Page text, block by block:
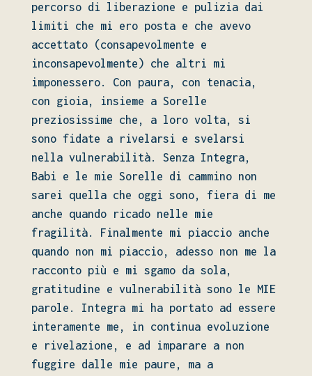
percorso di liberazione e pulizia dai
limiti che mi ero posta e che avevo
accettato
(consapevolmente e
inconsapevolmente) che altri mi
imponessero. Con paura, con tenacia,
con gioia, insieme a Sorelle
preziosissime che , a loro volta, si
sono fidate a rivelarsi e svelarsi
nella vulnerabilità. Senza Integra,
Babi e le mie Sorelle di cammino non
sarei quella che oggi sono, fiera di me
anche quando ricado nelle mie
fragilità. Finalmente mi piaccio anche
quando non mi piaccio, adesso non me la
racconto più e mi sgamo da sola,
gratitudine e vulnerabilità sono le MIE
parole . Integra mi ha portato ad essere
interamente me , in continua evoluzione
e rivelazione , e ad imparare a non
fuggire dalle mie paure , ma a